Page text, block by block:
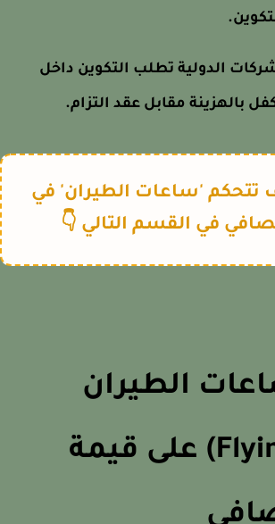
الدولية تطلب التكوين داخل
بالهزينة مقابل عقد التزام.
'ساعات الطيران' في
في القسم التالي 👇
الطيران
(Flying Hours) على قيمة